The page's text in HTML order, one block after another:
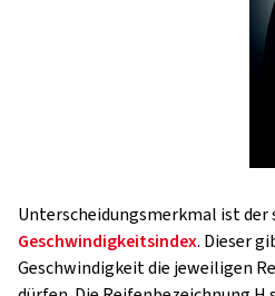
Unterscheidungsmerkmal ist der
Geschwindigkeitsindex. Dieser
Geschwindigkeit die jeweiligen